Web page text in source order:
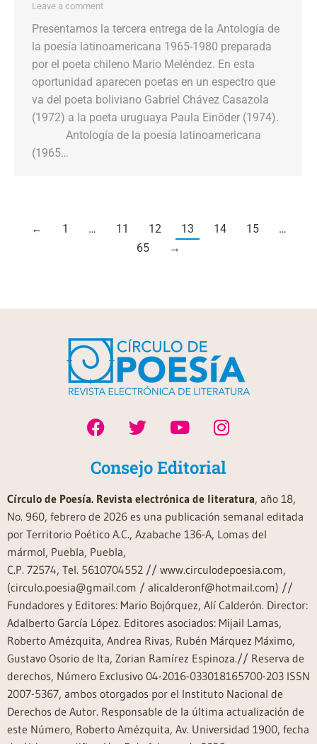
Leave a comment
Presentamos la tercera entrega de la Antología de
la poesía latinoamericana 1965-1980 preparada
por el poeta chileno Mario Meléndez. En esta
oportunidad aparecen poetas en un espectro que
va del poeta boliviano Gabriel Chávez Casazola
(1972) a la poeta uruguaya Paula Einöder (1974).
Antología de la poesía latinoamericana
(1965…
← 1 … 11 12 13 14 15
…
65
→
Consejo Editorial
Círculo de Poesía. Revista electrónica de literatura, año 18,
No. 960, febrero de 2026 es una publicación semanal editada
por Territorio Poético A.C., Azabache 136-A, Lomas del
mármol, Puebla, Puebla,
C.P. 72574, Tel. 5610704552 // www.circulodepoesia.com,
(circulo.poesia@gmail.com / alicalderonf@hotmail.com) //
Fundadores y Editores: Mario Bojórquez, Alí Calderón. Director:
Adalberto García López. Editores asociados: Mijail Lamas,
Roberto Amézquita, Andrea Rivas, Rubén Márquez Máximo,
Gustavo Osorio de Ita, Zorian Ramírez Espinoza.// Reserva de
derechos, Número Exclusivo 04-2016-033018165700-203 ISSN
2007-5367, ambos otorgados por el Instituto Nacional de
Derechos de Autor. Responsable de la última actualización de
este Número, Roberto Amézquita, Av. Universidad 1900, fecha